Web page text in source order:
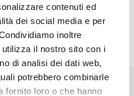
contenuti ed
dei social media e per
inoltre
il nostro sito con i
di analisi dei dati web,
potrebbero combinarle
fornito loro o che hanno
questo tag</li>